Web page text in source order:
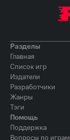
Разделы
Главная
Список игр
Издатели
Разработчики
Жанры
Тэги
Помощь
Поддержка
Вопросы по играм